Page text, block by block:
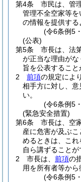
第4条
市民は、管
管理不全空家等を
の情報を提供する
(令6条例5
(公表)
第5条
市長は、法
が正当な理由が
旨を公表すること
2
前項の規定によ
相手方に対し、
い。
(令6条例5
(緊急安全措置)
第6条
市長は、空
産に危害が及ぶ
めるときは、こ
自ら講ずることが
2
市長は、 前項の
用を所有者等から
(令6条例5